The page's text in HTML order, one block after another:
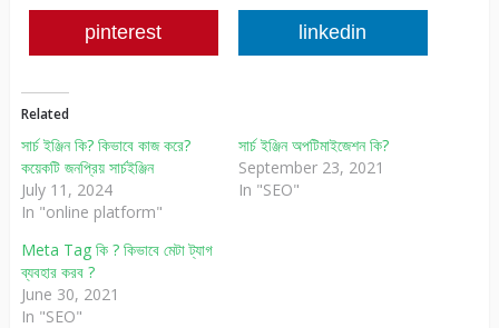
pinterest linkedin
Related
সার্চ ইঞ্জিন কি? কিভাবে কাজ করে?
কয়েকটি জনপ্রিয় সার্চইঞ্জিন
July 11, 2024
In "online platform"
সার্চ ইঞ্জিন অপটিমাইজেশন কি?
September 23, 2021
In "SEO"
Meta Tag কি ? কিভাবে মেটা ট্যাগ
ব্যবহার করব ?
June 30, 2021
In "SEO"